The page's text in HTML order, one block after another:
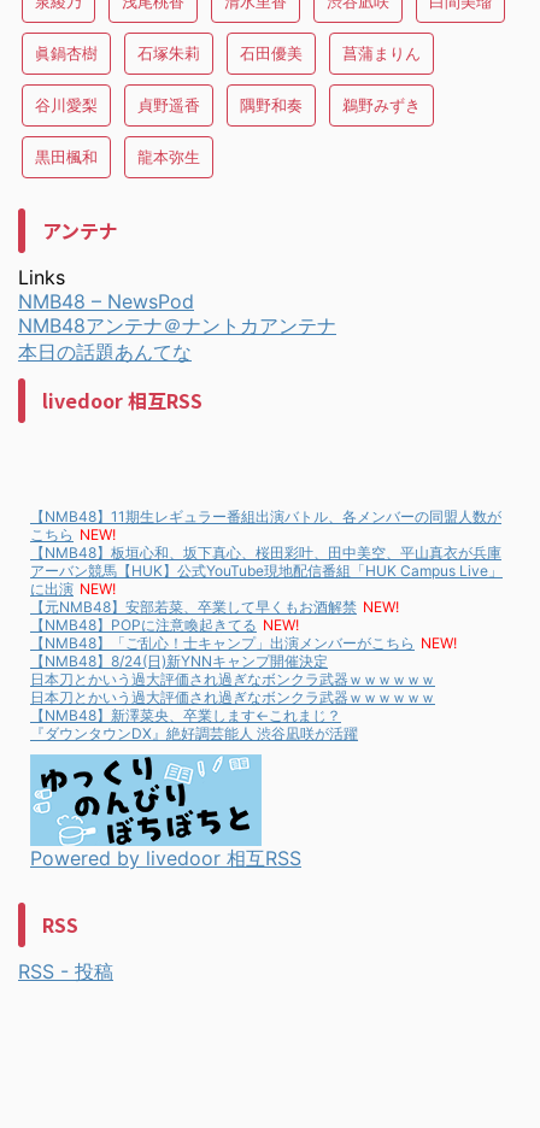
眞鍋杏樹 石塚朱莉 石田優美 菖蒲まりん
谷川愛梨 貞野遥香 隅野和奏 鵜野みずき
黒田楓和 龍本弥生
アンテナ
Links
NMB48 – NewsPod
NMB48アンテナ＠ナントカアンテナ
本日の話題あんてな
livedoor 相互RSS
【NMB48】11期生レギュラー番組出演バトル、各メンバーの同盟人数が
こちら NEW!
【NMB48】板垣心和、坂下真心、桜田彩叶、田中美空、平山真衣が兵庫
アーバン競馬【HUK】公式YouTube現地配信番組「HUK Campus Live」
に出演 NEW!
【元NMB48】安部若菜、卒業して早くもお酒解禁 NEW!
【NMB48】POPに注意喚起きてる NEW!
【NMB48】「ご乱心！士キャンプ」出演メンバーがこちら NEW!
【NMB48】8/24(日)新YNNキャンプ開催決定
日本刀とかいう過大評価され過ぎなボンクラ武器ｗｗｗｗｗｗ
日本刀とかいう過大評価され過ぎなボンクラ武器ｗｗｗｗｗｗ
【NMB48】新澤菜央、卒業します←これまじ？
『ダウンタウンDX』絶好調芸能人 渋谷凪咲が活躍
Powered by livedoor 相互RSS
RSS
RSS - 投稿